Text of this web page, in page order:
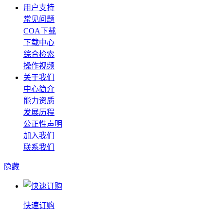
用户支持
常见问题
COA下载
下载中心
综合检索
操作视频
关于我们
中心简介
能力资质
发展历程
公正性声明
加入我们
联系我们
隐藏
快速订购